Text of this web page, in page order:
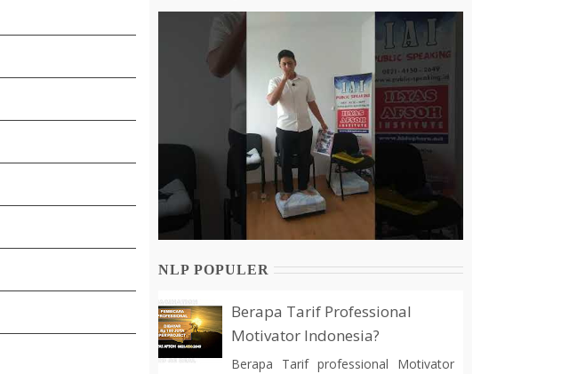
NLP POPULER
Berapa Tarif Professional
Motivator Indonesia?
Berapa Tarif professional Motivator